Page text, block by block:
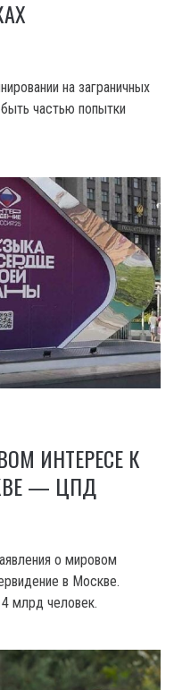
на заграничных
частью попытки
ИНТЕРЕСЕ К
— ЦПД
о мировом
в Москве.
млрд человек.